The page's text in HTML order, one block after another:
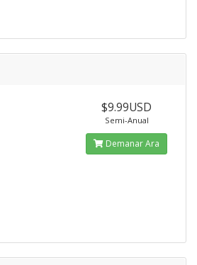
$9.99USD
Semi-Anual
Demanar Ara